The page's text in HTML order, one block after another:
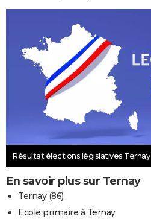
Résultat élections législatives Ternay
En savoir plus sur Ternay
Ternay (86)
Ecole primaire à Ternay